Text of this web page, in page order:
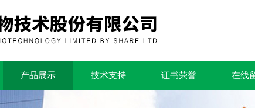
产品展示 技术支持 证书荣誉 在线